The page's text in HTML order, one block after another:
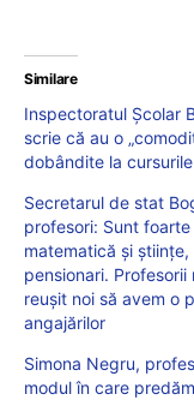
Similare
Inspectoratul Școlar
scrie că au o
dobândite la
Secretarul de stat
profesori: Sunt
matematică și
pensionari.
reușit noi să avem o
angajărilor
Simona Negru,
modul în care